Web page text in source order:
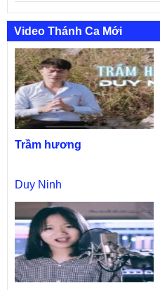
Video Thánh Ca Mới
Trầm hương
Duy Ninh